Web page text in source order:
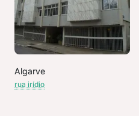
Algarve
rua irídio